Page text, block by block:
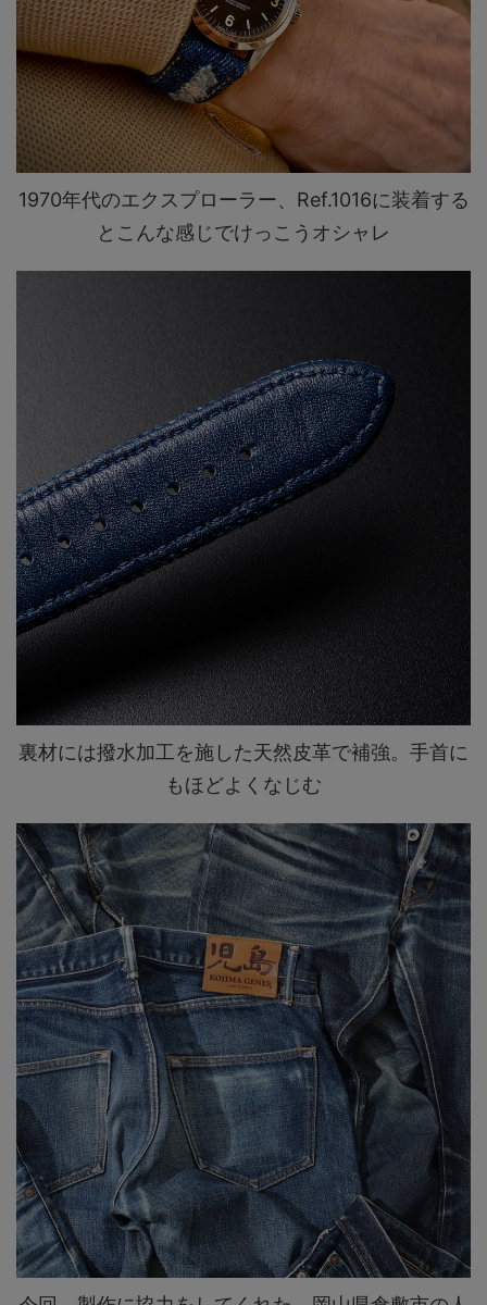
1970年代のエクスプローラー、Ref.1016に装着する
とこんな感じでけっこうオシャレ
裏材には撥水加工を施した天然皮革で補強。手首に
もほどよくなじむ